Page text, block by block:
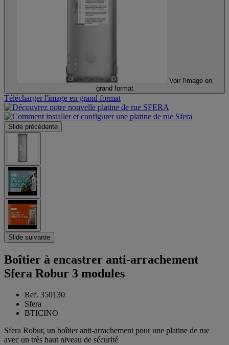
Voir l'image en
grand format
Télécharger l'image en grand format
Slide précédente
Slide suivante
Boîtier à encastrer anti-arrachement
Sfera Robur 3 modules
Ref. 350130
Sfera
BTICINO
Sfera Robur, un boîtier anti-arrachement pour une platine de rue
avec un très haut niveau de sécurité